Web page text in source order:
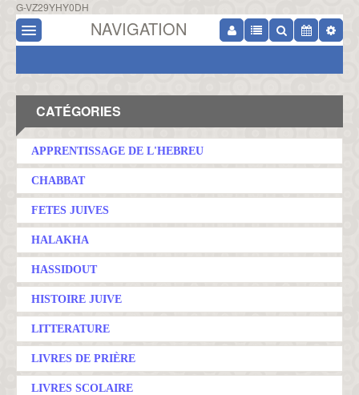
G-VZ29YHY0DH
NAVIGATION
CATÉGORIES
APPRENTISSAGE DE L'HEBREU
CHABBAT
FETES JUIVES
HALAKHA
HASSIDOUT
HISTOIRE JUIVE
LITTERATURE
LIVRES DE PRIÈRE
LIVRES SCOLAIRE